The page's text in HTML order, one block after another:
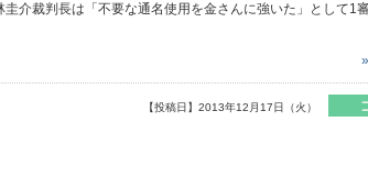
介裁判長は「不要な通名使用を金さんに強いた」として1
【投稿日】2013年12月17日（火）